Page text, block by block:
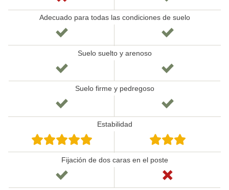
Adecuado para todas las condiciones de suelo
Suelo suelto y arenoso
Suelo firme y pedregoso
Estabilidad
Fijación de dos caras en el poste